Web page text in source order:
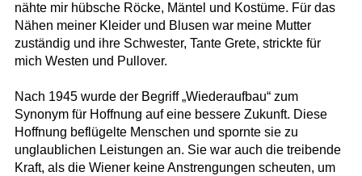
nähte mir hübsche Röcke, Mäntel und Kostüme. Für das
Nähen meiner Kleider und Blusen war meine Mutter
zuständig und ihre Schwester, Tante Grete, strickte für
mich Westen und Pullover.
Nach 1945 wurde der Begriff „Wiederaufbau“ zum
Synonym für Hoffnung auf eine bessere Zukunft. Diese
Hoffnung beflügelte Menschen und spornte sie zu
unglaublichen Leistungen an. Sie war auch die treibende
Kraft, als die Wiener keine Anstrengungen scheuten, um